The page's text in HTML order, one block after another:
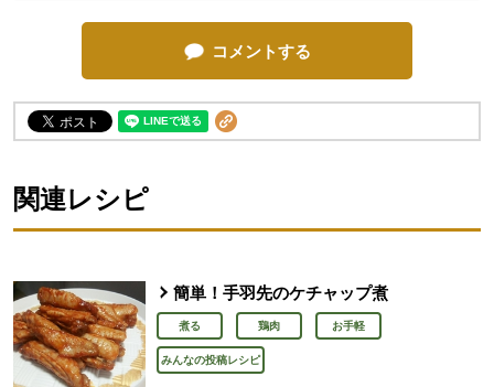
コメントする
関連レシピ
簡単！手羽先のケチャップ煮
煮る 鶏肉 お手軽
みんなの投稿レシピ